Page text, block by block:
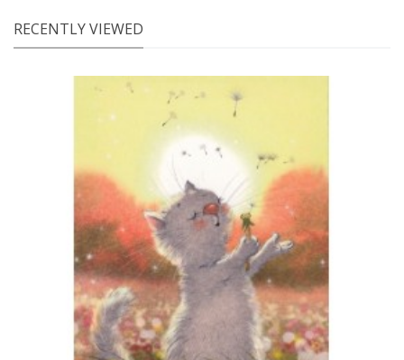
RECENTLY VIEWED